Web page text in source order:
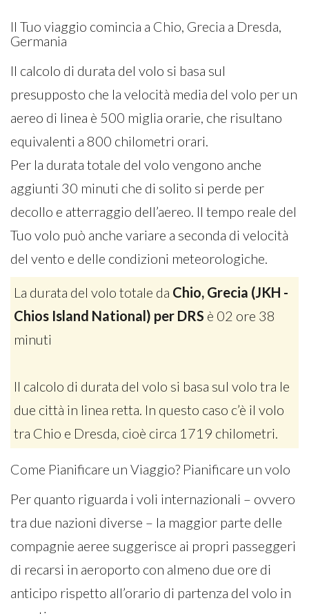
Il Tuo viaggio comincia a Chio, Grecia a Dresda,
Germania
Il calcolo di durata del volo si basa sul
presupposto che la velocità media del volo per un
aereo di linea è 500 miglia orarie, che risultano
equivalenti a 800 chilometri orari.
Per la durata totale del volo vengono anche
aggiunti 30 minuti che di solito si perde per
decollo e atterraggio dell’aereo. Il tempo reale del
Tuo volo può anche variare a seconda di velocità
del vento e delle condizioni meteorologiche.
La durata del volo totale da Chio, Grecia (JKH -
Chios Island National) per DRS è 02 ore 38
minuti
Il calcolo di durata del volo si basa sul volo tra le
due città in linea retta. In questo caso c’è il volo
tra Chio e Dresda, cioè circa 1719 chilometri.
Come Pianificare un Viaggio? Pianificare un volo
Per quanto riguarda i voli internazionali – ovvero
tra due nazioni diverse – la maggior parte delle
compagnie aeree suggerisce ai propri passeggeri
di recarsi in aeroporto con almeno due ore di
anticipo rispetto all’orario di partenza del volo in